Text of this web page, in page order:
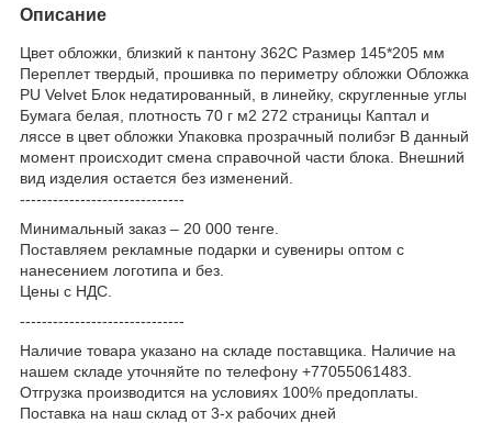
Описание
Цвет обложки, близкий к пантону 362C Размер 145*205 мм
Переплет твердый, прошивка по периметру обложки Обложка
PU Velvet Блок недатированный, в линейку, скругленные углы
Бумага белая, плотность 70 г м2 272 страницы Каптал и
ляссе в цвет обложки Упаковка прозрачный полибэг В данный
момент происходит смена справочной части блока. Внешний
вид изделия остается без изменений.
------------------------------
Минимальный заказ – 20 000 тенге.
Поставляем рекламные подарки и сувениры оптом с
нанесением логотипа и без.
Цены с НДС.
------------------------------
Наличие товара указано на складе поставщика. Наличие на
нашем складе уточняйте по телефону +77055061483.
Отгрузка производится на условиях 100% предоплаты.
Поставка на наш склад от 3-x рабочих дней